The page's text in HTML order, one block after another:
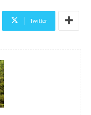
Twitter